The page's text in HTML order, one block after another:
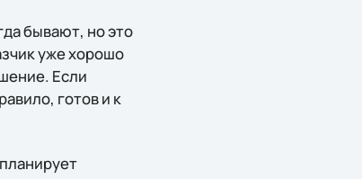
бывают, но это
уже хорошо
Если
готов и к